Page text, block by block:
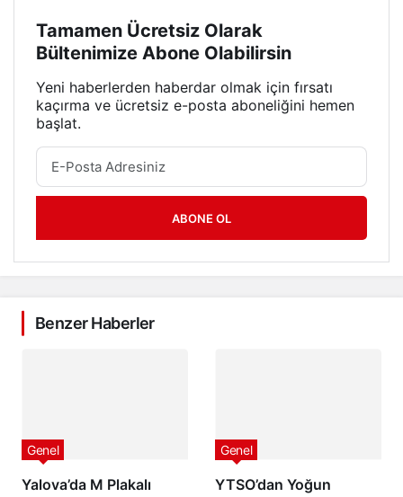
Tamamen Ücretsiz Olarak
Bültenimize Abone Olabilirsin
Yeni haberlerden haberdar olmak için fırsatı
kaçırma ve ücretsiz e-posta aboneliğini hemen
başlat.
ABONE OL
Benzer Haberler
Yalova’da M Plakalı
Genel
YTSO’dan Yoğun
Genel